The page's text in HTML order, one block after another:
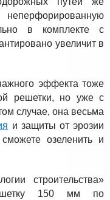
в комплекте с
увеличит в
эффекта тоже
решетки, но уже с
случае, она весьма
и защиты от эрозии
озеленить и
строительства»
150 мм по